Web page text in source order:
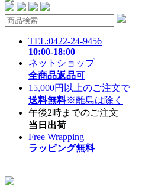
TEL:0422-24-9456
10:00-18:00
ネットショップ
全商品返品可
15,000円以上のご注文で
送料無料※離島は除く
午後2時までのご注文
当日出荷
Free Wrapping
ラッピング無料